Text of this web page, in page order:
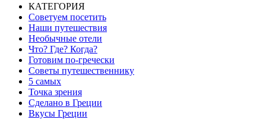
КАТЕГОРИЯ
Советуем посетить
Наши путешествия
Необычные отели
Что? Где? Когда?
Готовим по-гречески
Советы путешественнику
5 самых
Точка зрения
Сделано в Греции
Вкусы Греции